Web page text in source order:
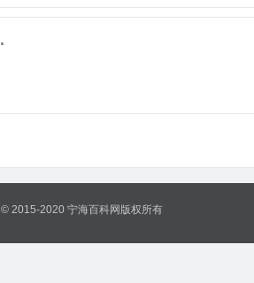
© 2015-2020 宁海百科网版权所有